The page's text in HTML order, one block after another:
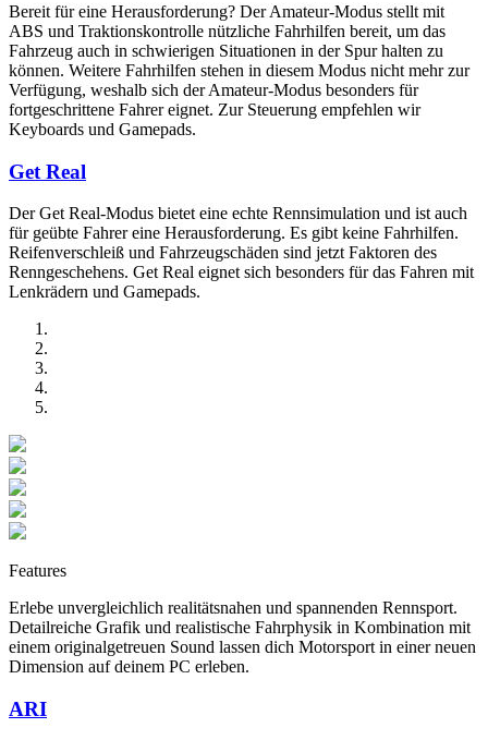
Bereit für eine Herausforderung? Der Amateur-Modus stellt mit
ABS und Traktionskontrolle nützliche Fahrhilfen bereit, um das
Fahrzeug auch in schwierigen Situationen in der Spur halten zu
können. Weitere Fahrhilfen stehen in diesem Modus nicht mehr zur
Verfügung, weshalb sich der Amateur-Modus besonders für
fortgeschrittene Fahrer eignet. Zur Steuerung empfehlen wir
Keyboards und Gamepads.
Get Real
Der Get Real-Modus bietet eine echte Rennsimulation und ist auch
für geübte Fahrer eine Herausforderung. Es gibt keine Fahrhilfen.
Reifenverschleiß und Fahrzeugschäden sind jetzt Faktoren des
Renngeschehens. Get Real eignet sich besonders für das Fahren mit
Lenkrädern und Gamepads.
Features
Erlebe unvergleichlich realitätsnahen und spannenden Rennsport.
Detailreiche Grafik und realistische Fahrphysik in Kombination mit
einem originalgetreuen Sound lassen dich Motorsport in einer neuen
Dimension auf deinem PC erleben.
ARI